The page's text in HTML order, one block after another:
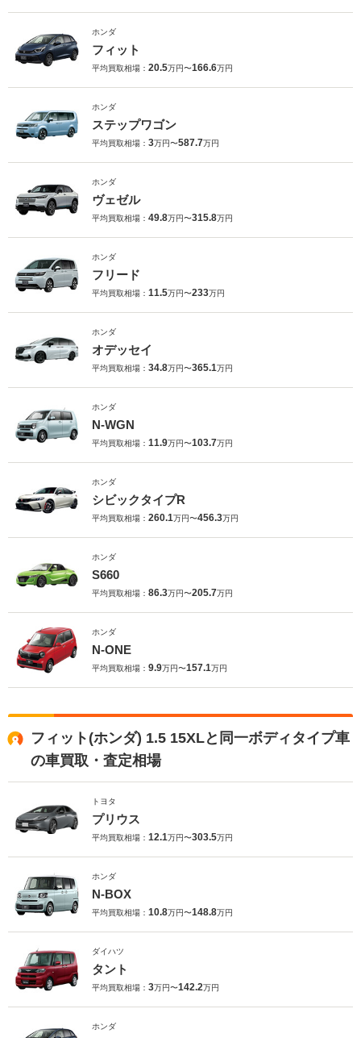
ホンダ
フィット
平均買取相場： 20.5万円〜166.6万円
ホンダ
ステップワゴン
平均買取相場： 3万円〜587.7万円
ホンダ
ヴェゼル
平均買取相場： 49.8万円〜315.8万円
ホンダ
フリード
平均買取相場： 11.5万円〜233万円
ホンダ
オデッセイ
平均買取相場： 34.8万円〜365.1万円
ホンダ
N-WGN
平均買取相場： 11.9万円〜103.7万円
ホンダ
シビックタイプR
平均買取相場： 260.1万円〜456.3万円
ホンダ
S660
平均買取相場： 86.3万円〜205.7万円
ホンダ
N-ONE
平均買取相場： 9.9万円〜157.1万円
フィット(ホンダ) 1.5 15XLと同一ボディタイプ車
の車買取・査定相場
トヨタ
プリウス
平均買取相場： 12.1万円〜303.5万円
ホンダ
N-BOX
平均買取相場： 10.8万円〜148.8万円
ダイハツ
タント
平均買取相場： 3万円〜142.2万円
ホンダ